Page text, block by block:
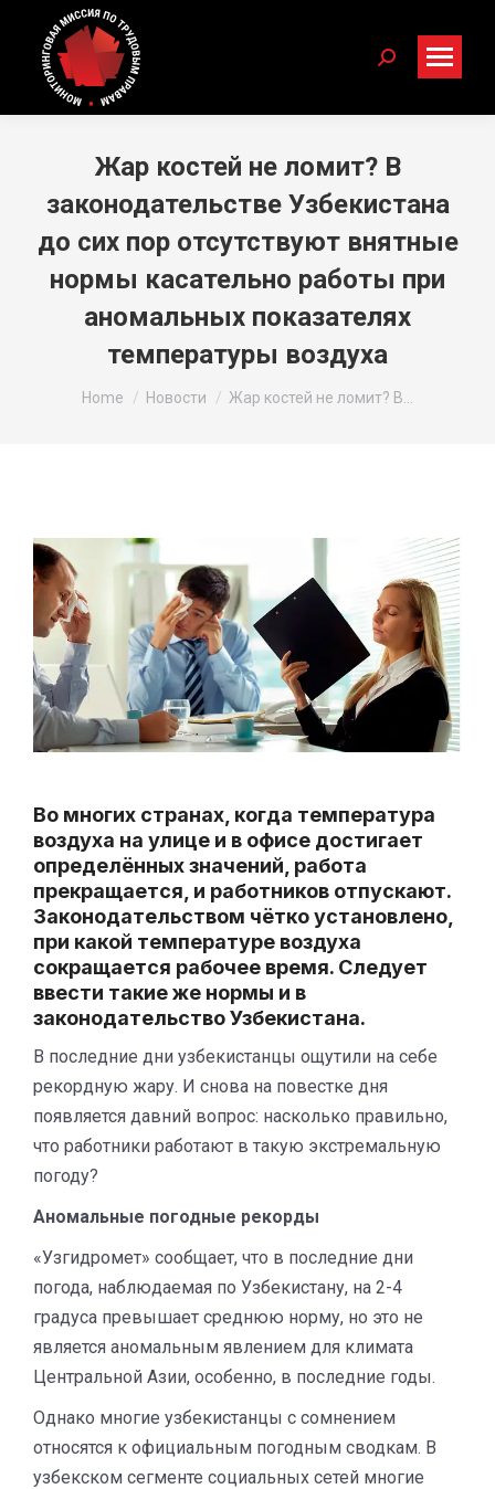
Search:
Жар костей не ломит? В
законодательстве Узбекистана
до сих пор отсутствуют внятные
нормы касательно работы при
аномальных показателях
температуры воздуха
You are here:
Home Новости Жар костей не ломит? В…
Во многих странах, когда температура
воздуха на улице и в офисе достигает
определённых значений, работа
прекращается, и работников отпускают.
Законодательством чётко установлено,
при какой температуре воздуха
сокращается рабочее время. Следует
ввести такие же нормы и в
законодательство Узбекистана.
В последние дни узбекистанцы ощутили на себе
рекордную жару. И снова на повестке дня
появляется давний вопрос: насколько правильно,
что работники работают в такую экстремальную
погоду?
Аномальные погодные рекорды
«Узгидромет» сообщает, что в последние дни
погода, наблюдаемая по Узбекистану, на 2-4
градуса превышает среднюю норму, но это не
является аномальным явлением для климата
Центральной Азии, особенно, в последние годы.
Однако многие узбекистанцы с сомнением
относятся к официальным погодным сводкам. В
узбекском сегменте социальных сетей многие